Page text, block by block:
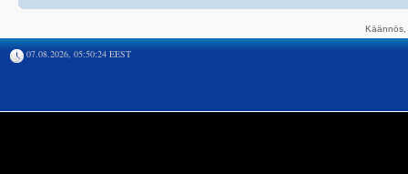
07.08.2026, 05:50:24 EEST